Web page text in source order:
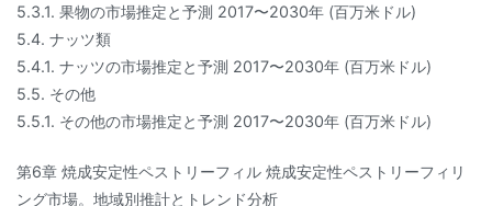
5.3.1. 果物の市場推定と予測 2017〜2030年 (百万米ドル)
5.4. ナッツ類
5.4.1. ナッツの市場推定と予測 2017〜2030年 (百万米ドル)
5.5. その他
5.5.1. その他の市場推定と予測 2017〜2030年 (百万米ドル)
第6章 焼成安定性ペストリーフィル 焼成安定性ペストリーフィリ
ング市場。地域別推計とトレンド分析